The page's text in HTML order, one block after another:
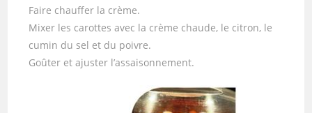
Faire chauffer la crème.
Mixer les carottes avec la crème chaude, le citron, le
cumin du sel et du poivre.
Goûter et ajuster l’assaisonnement.